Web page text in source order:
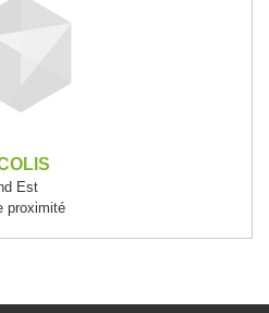
Est
proximité